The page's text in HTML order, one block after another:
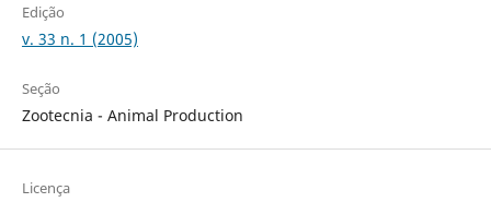
Edição
v. 33 n. 1 (2005)
Seção
Zootecnia - Animal Production
Licença